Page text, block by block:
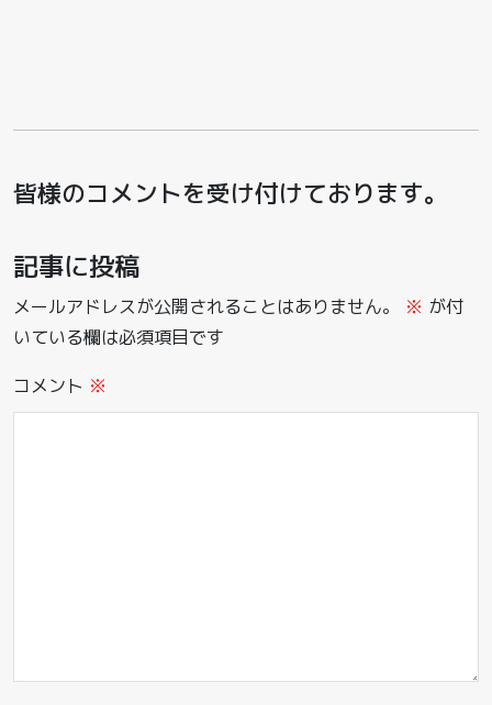
皆様のコメントを受け付けております。
記事に投稿
メールアドレスが公開されることはありません。 ※ が付
いている欄は必須項目です
コメント ※